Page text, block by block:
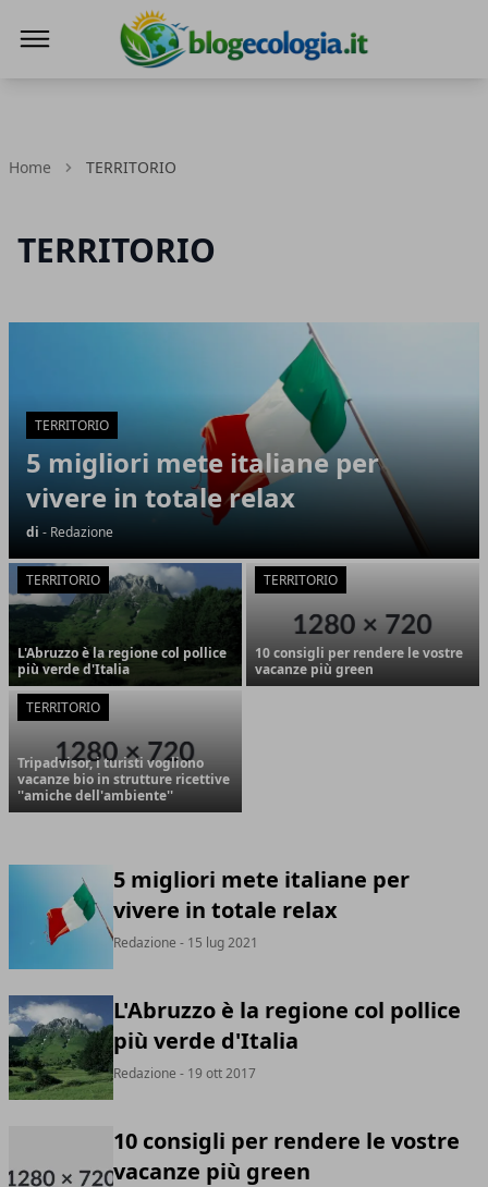
Home TERRITORIO
TERRITORIO
TERRITORIO
5 migliori mete italiane per
vivere in totale relax
di - Redazione
TERRITORIO
L'Abruzzo è la regione col pollice
più verde d'Italia
TERRITORIO
10 consigli per rendere le vostre
vacanze più green
TERRITORIO
Tripadvisor, i turisti vogliono
vacanze bio in strutture ricettive
''amiche dell'ambiente''
5 migliori mete italiane per
vivere in totale relax
Redazione - 15 lug 2021
L'Abruzzo è la regione col pollice
più verde d'Italia
Redazione - 19 ott 2017
10 consigli per rendere le vostre
vacanze più green